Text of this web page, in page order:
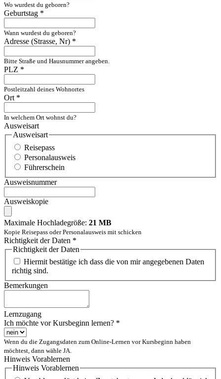
Wo wurdest du geboren?
Geburtstag *
Wann wurdest du geboren?
Adresse (Strasse, Nr) *
Bitte Straße und Hausnummer angeben.
PLZ *
Postleitzahl deines Wohnortes
Ort *
In welchem Ort wohnst du?
Ausweisart
Ausweisart
Reisepass
Personalausweis
Führerschein
Ausweisnummer
Ausweiskopie
Maximale Hochladegröße: 21 MB
Kopie Reisepass oder Personalausweis mit schicken
Richtigkeit der Daten *
Richtigkeit der Daten
Hiermit bestätige ich dass die von mir angegebenen Daten
richtig sind.
Bemerkungen
Lernzugang
Ich möchte vor Kursbeginn lernen? *
Wenn du die Zugangsdaten zum Online-Lernen vor Kursbeginn haben
möchtest, dann wähle JA.
Hinweis Vorablernen
Hinweis Vorablernen